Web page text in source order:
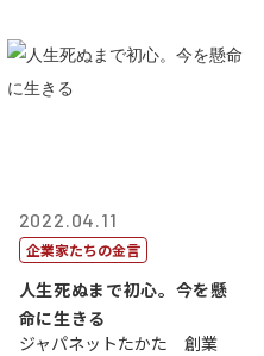
2022.04.11
企業家たちの金言
人生死ぬまで初心。今を懸
命に生きる
ジャパネットたかた 創業